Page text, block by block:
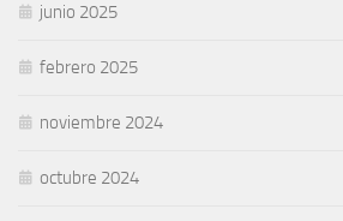
junio 2025
febrero 2025
noviembre 2024
octubre 2024